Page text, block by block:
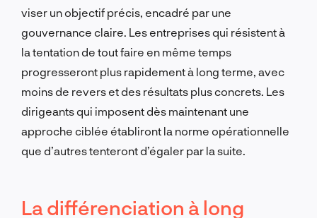
viser un objectif précis, encadré par une
gouvernance claire. Les entreprises qui résistent à
la tentation de tout faire en même temps
progresseront plus rapidement à long terme, avec
moins de revers et des résultats plus concrets. Les
dirigeants qui imposent dès maintenant une
approche ciblée établiront la norme opérationnelle
que d’autres tenteront d’égaler par la suite.
La différenciation à long